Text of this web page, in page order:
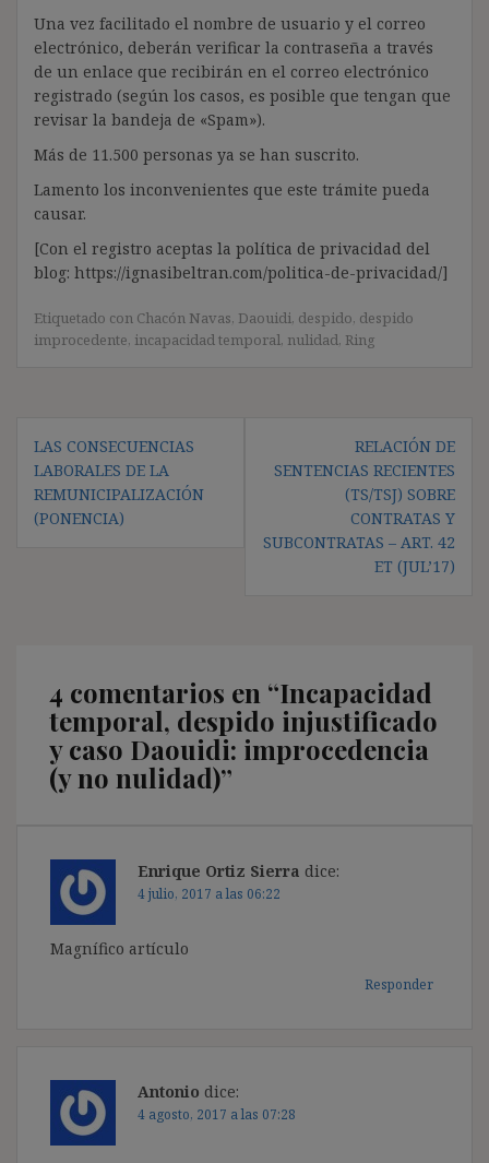
Una vez facilitado el nombre de usuario y el correo
electrónico, deberán verificar la contraseña a través
de un enlace que recibirán en el correo electrónico
registrado (según los casos, es posible que tengan que
revisar la bandeja de «Spam»).
Más de 11.500 personas ya se han suscrito.
Lamento los inconvenientes que este trámite pueda
causar.
[Con el registro aceptas la política de privacidad del
blog: https://ignasibeltran.com/politica-de-privacidad/]
Etiquetado con Chacón Navas, Daouidi, despido, despido
improcedente, incapacidad temporal, nulidad, Ring
de
entradas
LAS CONSECUENCIAS
LABORALES DE LA
REMUNICIPALIZACIÓN
(PONENCIA)
RELACIÓN DE
SENTENCIAS RECIENTES
(TS/TSJ) SOBRE
CONTRATAS Y
SUBCONTRATAS – ART. 42
ET (JUL’17)
4 comentarios en “Incapacidad
temporal, despido injustificado
y caso Daouidi: improcedencia
(y no nulidad)”
Enrique Ortiz Sierra dice:
4 julio, 2017 a las 06:22
Magnífico artículo
Responder
Antonio dice:
4 agosto, 2017 a las 07:28